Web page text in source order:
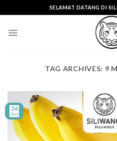
to
SELAMAT DATANG DI
TAG ARCHIVES: 9
26
Oct